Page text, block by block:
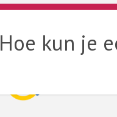
Hoe kun je